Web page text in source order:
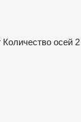
Количество осей 2